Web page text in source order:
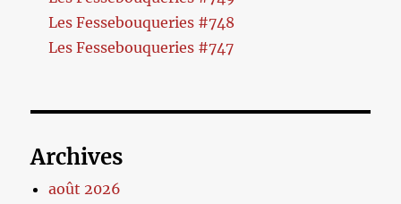
Les Fessebouqueries #748
Les Fessebouqueries #747
Archives
août 2026